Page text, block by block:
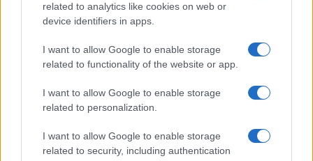
related to analytics like cookies on web or
device identifiers in apps.
I want to allow Google to enable storage
related to functionality of the website or app.
I want to allow Google to enable storage
related to personalization.
I want to allow Google to enable storage
related to security, including authentication
ponudama nawww.citydeal.ba